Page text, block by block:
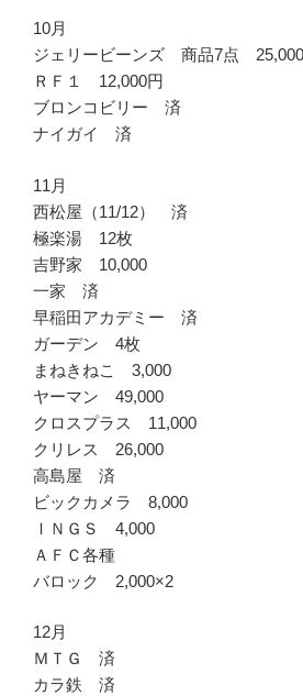
10月
ジェリービーンズ 商品7点
ＲＦ１ 12,000円
ブロンコビリー 済
ナイガイ 済
11月
西松屋（11/12） 済
極楽湯 12枚
吉野家 10,000
一家 済
早稲田アカデミー 済
ガーデン 4枚
まねきねこ 3,000
ヤーマン 49,000
クロスプラス 11,000
クリレス 26,000
高島屋 済
ビックカメラ 8,000
ＩＮＧＳ 4,000
ＡＦＣ各種
バロック 2,000×2
12月
ＭＴＧ 済
カラ鉄 済